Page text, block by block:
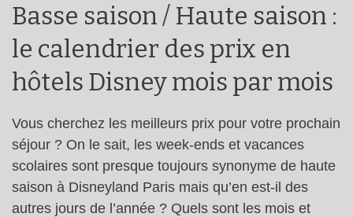
Basse saison / Haute saison :
le calendrier des prix en
hôtels Disney mois par mois
Vous cherchez les meilleurs prix pour votre prochain
séjour ? On le sait, les week-ends et vacances
scolaires sont presque toujours synonyme de haute
saison à Disneyland Paris mais qu’en est-il des
autres jours de l’année ? Quels sont les mois et